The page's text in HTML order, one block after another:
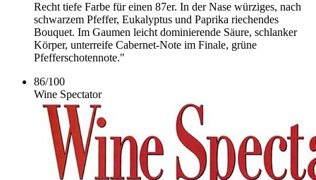
Recht tiefe Farbe für einen 87er. In der Nase würziges, nach
schwarzem Pfeffer, Eukalyptus und Paprika riechendes
Bouquet. Im Gaumen leicht dominierende Säure, schlanker
Körper, unterreife Cabernet-Note im Finale, grüne
Pfefferschotennote."
86/100
Wine Spectator